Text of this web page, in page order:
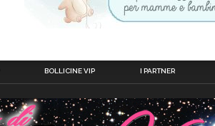
BOLLICINE VIP I PARTNER